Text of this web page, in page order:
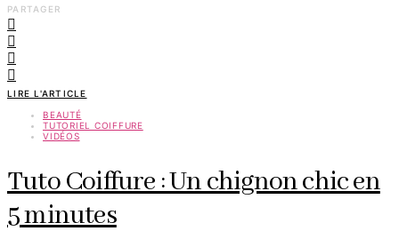
PARTAGER
LIRE L'ARTICLE
BEAUTÉ
TUTORIEL COIFFURE
VIDÉOS
Tuto Coiffure : Un chignon chic en
5 minutes